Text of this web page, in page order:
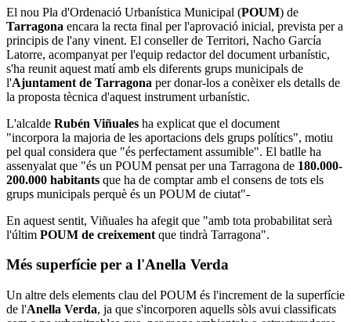
El nou Pla d'Ordenació Urbanística Municipal (POUM) de
Tarragona encara la recta final per l'aprovació inicial, prevista per a
principis de l'any vinent. El conseller de Territori, Nacho García
Latorre, acompanyat per l'equip redactor del document urbanístic,
s'ha reunit aquest matí amb els diferents grups municipals de
l'Ajuntament de Tarragona per donar-los a conèixer els detalls de
la proposta tècnica d'aquest instrument urbanístic.
L'alcalde Rubén Viñuales ha explicat que el document
"incorpora la majoria de les aportacions dels grups polítics", motiu
pel qual considera que "és perfectament assumible". El batlle ha
assenyalat que "és un POUM pensat per una Tarragona de 180.000-
200.000 habitants que ha de comptar amb el consens de tots els
grups municipals perquè és un POUM de ciutat"-
En aquest sentit, Viñuales ha afegit que "amb tota probabilitat serà
l'últim POUM de creixement que tindrà Tarragona".
Més superfície per a l'Anella Verda
Un altre dels elements clau del POUM és l'increment de la superfície
de l'Anella Verda, ja que s'incorporen aquells sòls avui classificats